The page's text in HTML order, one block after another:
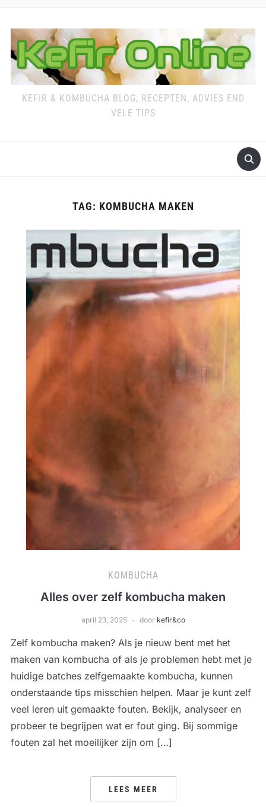
KEFIR & KOMBUCHA BLOG, RECEPTEN, ADVIES END
VELE TIPS
TAG: KOMBUCHA MAKEN
KOMBUCHA
Alles over zelf kombucha maken
april 23, 2025 door kefir&co
Zelf kombucha maken? Als je nieuw bent met het
maken van kombucha of als je problemen hebt met je
huidige batches zelfgemaakte kombucha, kunnen
onderstaande tips misschien helpen. Maar je kunt zelf
veel leren uit gemaakte fouten. Bekijk, analyseer en
probeer te begrijpen wat er fout ging. Bij sommige
fouten zal het moeilijker zijn om […]
LEES MEER